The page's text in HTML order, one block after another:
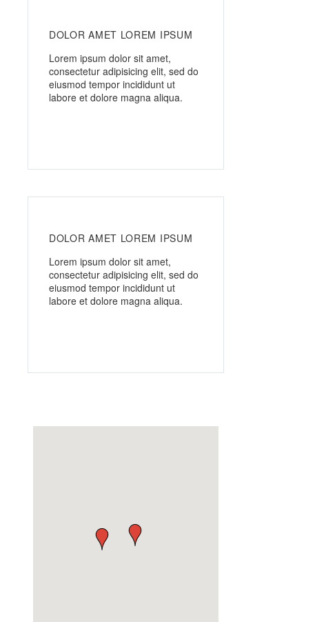
DOLOR AMET LOREM IPSUM
Lorem ipsum dolor sit amet,
consectetur adipisicing elit, sed do
eiusmod tempor incididunt ut
labore et dolore magna aliqua.
DOLOR AMET LOREM IPSUM
Lorem ipsum dolor sit amet,
consectetur adipisicing elit, sed do
eiusmod tempor incididunt ut
labore et dolore magna aliqua.